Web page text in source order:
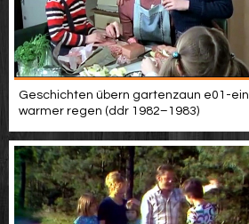
Geschichten übern gartenzaun e01-ein
warmer regen (ddr 1982–1983)